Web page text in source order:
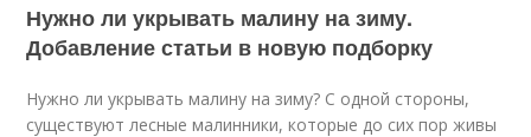
Нужно ли укрывать малину на зиму.
Добавление статьи в новую подборку
Нужно ли укрывать малину на зиму? С одной стороны,
существуют лесные малинники, которые до сих пор живы